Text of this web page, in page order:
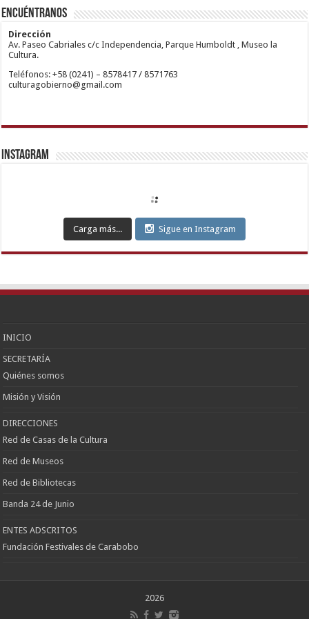
mariobet
restbetcdn.com
siteler
Escort
Yakası
Escort
Kadıköy
Ataşehir
Escort
Escort
Escort
Kurtköy
Escort
Kızılay
Escort
Keçiören
Escort
Encuéntranos
Dirección
Av. Paseo Cabriales c/c Independencia, Parque Humboldt , Museo la
Cultura.
Teléfonos: +58 (0241) – 8578417 / 8571763
culturagobierno@gmail.com
Instagram
Carga más... Sigue en Instagram
INICIO
SECRETARÍA
Quiénes somos
Misión y Visión
DIRECCIONES
Red de Casas de la Cultura
Red de Museos
Red de Bibliotecas
Banda 24 de Junio
ENTES ADSCRITOS
Fundación Festivales de Carabobo
2026